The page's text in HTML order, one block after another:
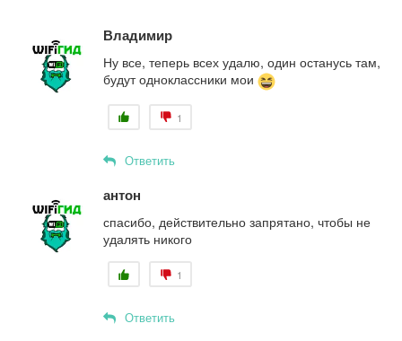
Владимир
Ну все, теперь всех удалю, один останусь там,
будут одноклассники мои
1
Ответить
антон
спасибо, действительно запрятано, чтобы не
удалять никого
1
Ответить